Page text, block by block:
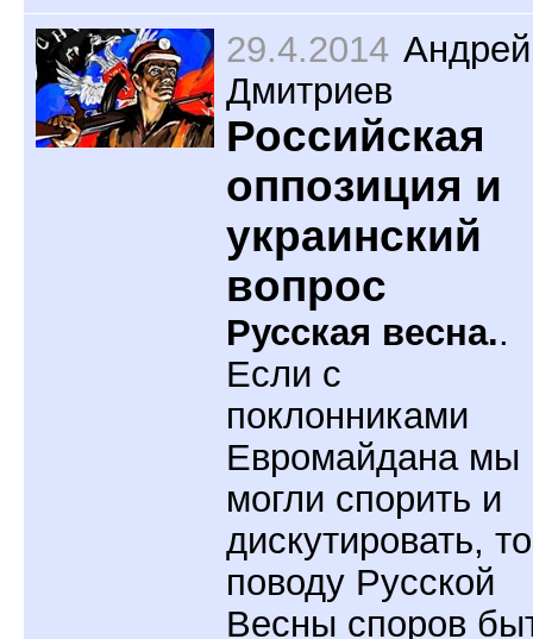
29.4.2014 Андрей
Дмитриев
Российская
оппозиция и
украинский
вопрос
Русская весна..
Если с
поклонниками
Евромайдана мы
могли спорить и
дискутировать,
поводу Русской
Весны споров